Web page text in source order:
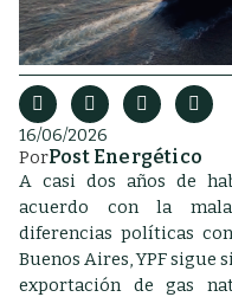
16/06/2026
PorPost Energético
A casi dos años de
acuerdo con la
diferencias políticas
Buenos Aires, YPF sigue
exportación de gas